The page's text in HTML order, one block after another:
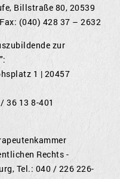
Billstraße 80, 20539
(040) 428 37 – 2632
zur
1 | 20457
36 13 8-401
Rechts -
, Tel.: 040 / 226 226-